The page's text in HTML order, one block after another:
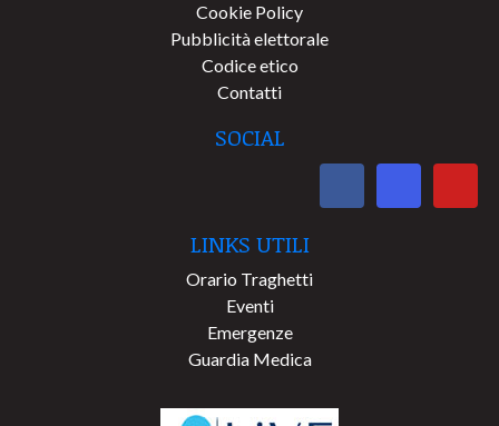
Cookie Policy
Pubblicità elettorale
Codice etico
Contatti
SOCIAL
LINKS UTILI
Orario Traghetti
Eventi
Emergenze
Guardia Medica